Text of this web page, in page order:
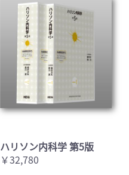
ハリソン内科学 第5版
￥32,780